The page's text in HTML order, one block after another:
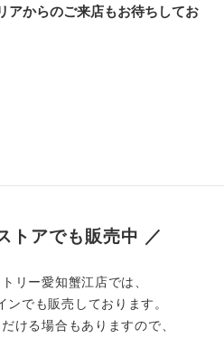
アからのご来店もお待ちしてお
トアでも販売中 ／
リー愛知蟹江店では、
でも販売しております。
ける場合もありますので、